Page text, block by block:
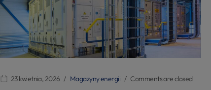
23 kwietnia, 2026 Magazyny energii Comments are closed